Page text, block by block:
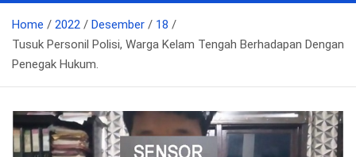
Home 2022 Desember
18
Tusuk Personil Polisi, Warga Kelam Tengah Berhadapan Dengan
Penegak Hukum.